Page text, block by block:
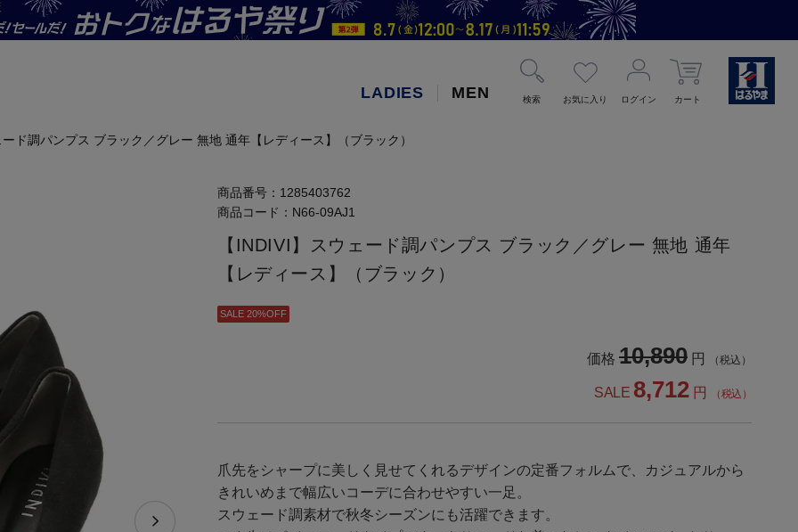
LADIES MEN 検索 お気に入り ログイン カート
ード調パンプス ブラック／グレー 無地 通年【レディース】（ブラック）
商品番号： 1285403762
商品コード： N66-09AJ1
【INDIVI】スウェード調パンプス ブラック／グレー 無地 通年
【レディース】（ブラック）
SALE 20%OFF
価格 10,890 円 （税込）
SALE 8,712 円 （税込）
爪先をシャープに美しく見せてくれるデザインの定番フォルムで、カジュアルから
きれいめまで幅広いコーデに合わせやすい一足。
スウェード調素材で秋冬シーズンにも活躍できます。